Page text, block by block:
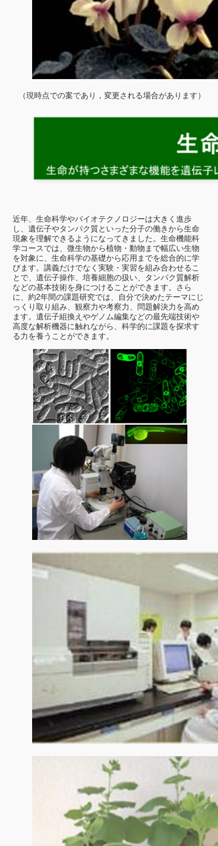
（現時点での案であり，変更される場合があります）
近年、生命科学やバイオテクノロジーは大きく進歩
し、遺伝子やタンパク質といった分子の働きから生命
現象を理解できるようになってきました。生命機能科
学コースでは、微生物から植物・動物まで幅広い生物
を対象に、生命科学の基礎から応用までを総合的に学
びます。講義だけでなく実験・実習を組み合わせるこ
とで、遺伝子操作、培養細胞の扱い、タンパク質解析
などの基本技術を身につけることができます。さら
に、約2年間の課題研究では、自分で決めたテーマにじ
っくり取り組み、観察力や考察力、問題解決力を高め
ます。遺伝子組換えやゲノム編集などの最先端技術や
高度な解析機器に触れながら、科学的に課題を探求す
る力を養うことができます。